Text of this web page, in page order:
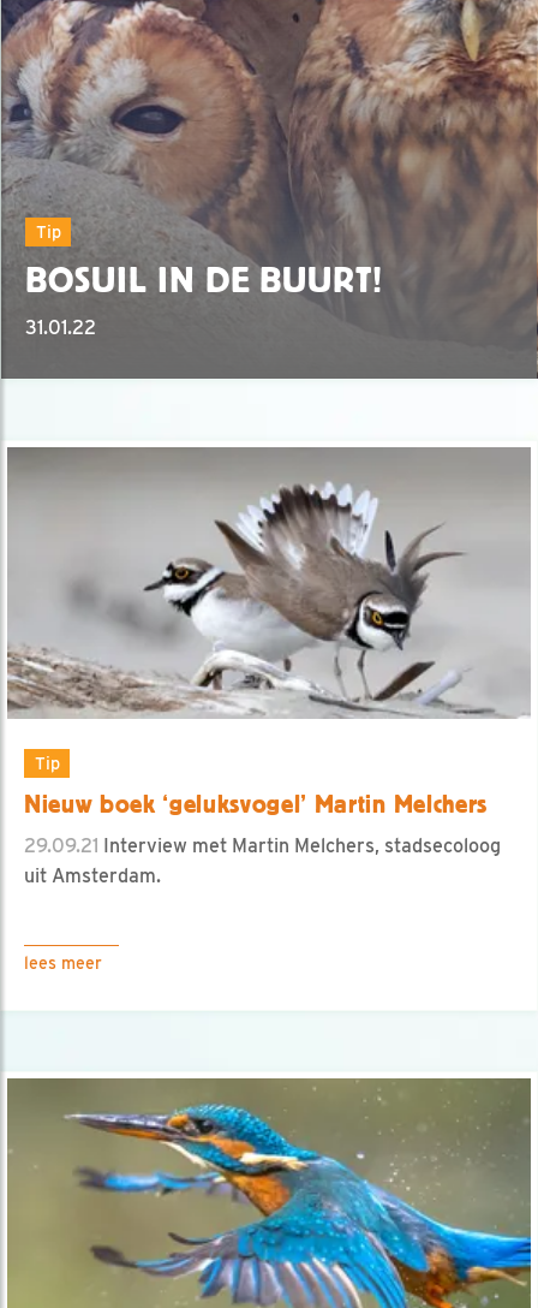
Tip
BOSUIL IN DE BUURT!
31.01.22
Tip
Nieuw boek ‘geluksvogel’ Martin Melchers
29.09.21 Interview met Martin Melchers, stadsecoloog
uit Amsterdam.
lees meer